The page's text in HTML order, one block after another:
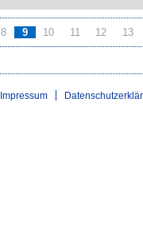
8 9 10 11 12 13
Impressum